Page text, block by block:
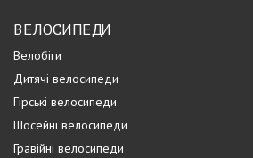
ВЕЛОСИПЕДИ
Велобіги
Дитячі велосипеди
Гірські велосипеди
Шосейні велосипеди
Гравійні велосипеди